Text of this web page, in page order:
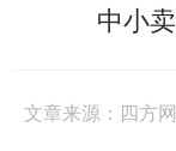
中小
文章来源：四方